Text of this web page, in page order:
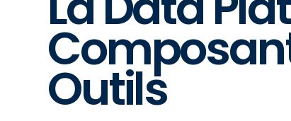
Outils